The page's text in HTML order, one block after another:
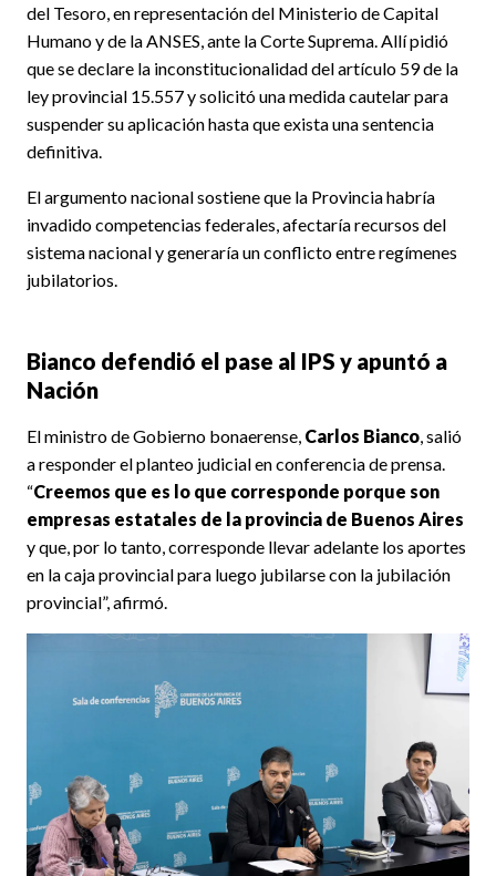
del Tesoro, en representación del Ministerio de Capital
Humano y de la ANSES, ante la Corte Suprema. Allí pidió
que se declare la inconstitucionalidad del artículo 59 de la
ley provincial 15.557 y solicitó una medida cautelar para
suspender su aplicación hasta que exista una sentencia
definitiva.
El argumento nacional sostiene que la Provincia habría
invadido competencias federales, afectaría recursos del
sistema nacional y generaría un conflicto entre regímenes
jubilatorios.
Bianco defendió el pase al IPS y apuntó a
Nación
El ministro de Gobierno bonaerense, Carlos Bianco , salió
a responder el planteo judicial en conferencia de prensa.
“Creemos que es lo que corresponde porque son
empresas estatales de la provincia de Buenos Aires
y que, por lo tanto, corresponde llevar adelante los aportes
en la caja provincial para luego jubilarse con la jubilación
provincial”, afirmó.